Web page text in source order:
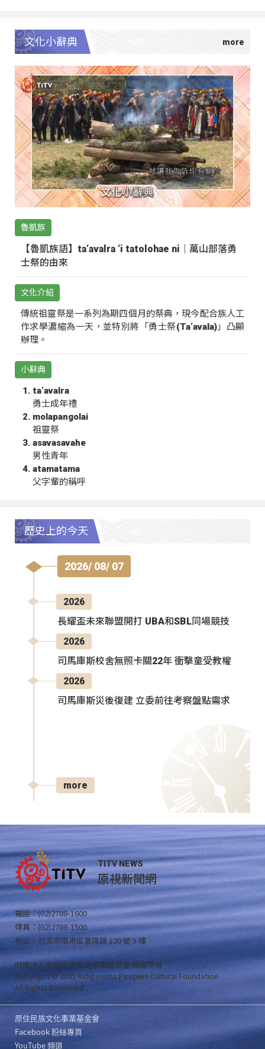
文化小辭典
魯凱族
【魯凱族語】ta‘avalra ‘i tatolohae ni｜萬山部落勇
士祭的由來
文化介紹
傳統祖靈祭是一系列為期四個月的祭典，現今配合族人工
作求學濃縮為一天，並特別將「勇士祭(Ta‘avala)」凸顯
辦理。
小辭典
ta‘avalra
勇士成年禮
molapangolai
祖靈祭
asavasavahe
男性青年
atamatama
父字輩的稱呼
歷史上的今天
2026/ 08/ 07
2026
長耀盃未來聯盟開打 UBA和SBL同場競技
2026
司馬庫斯校舍無照卡關22年 衝擊童受教權
2026
司馬庫斯災後復建 立委前往考察盤點需求
more
TITV NEWS
原視新聞網
電話：(02)2788-1600
傳真：(02)2788-1500
地址：台北市南港區重陽路 120 號 5 樓
財團法人原住民族文化事業基金會 版權所有
Copyright © 2021 Indigenous Peoples Cultural Foundation
All Rights Reserved .
原住民族文化事業基金會
Facebook 粉絲專頁
YouTube 頻道